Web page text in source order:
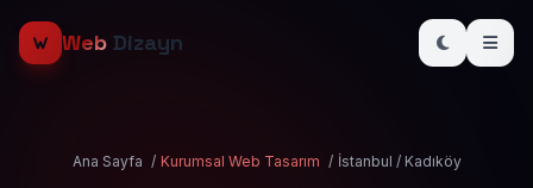
Web Dizayn
Ana Sayfa / Kurumsal Web Tasarım / İstanbul / Kadıköy